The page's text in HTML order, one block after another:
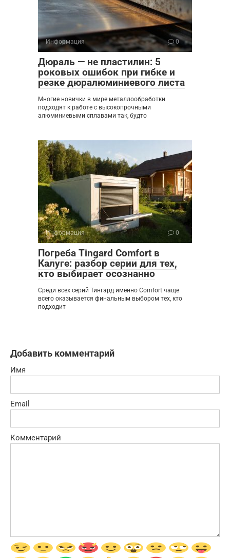
Информация 0
Дюраль — не пластилин: 5
роковых ошибок при гибке и
резке дюралюминиевого листа
Многие новички в мире металлообработки
подходят к работе с высокопрочными
алюминиевыми сплавами так, будто
Информация 0
Погреба Tingard Comfort в
Калуге: разбор серии для тех,
кто выбирает осознанно
Среди всех серий Тингард именно Comfort чаще
всего оказывается финальным выбором тех, кто
подходит
Добавить комментарий
Имя
Email
Комментарий